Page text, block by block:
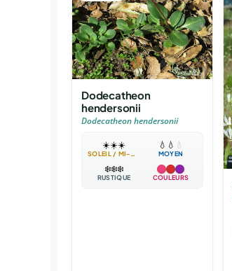
Dodecatheon
hendersonii
Dodecatheon hendersonii
☀️☀️☀️
SOLEIL / MI-OMBRE
💧 💧 💧
MOYEN
❄️❄️❄️
RUSTIQUE COULEURS